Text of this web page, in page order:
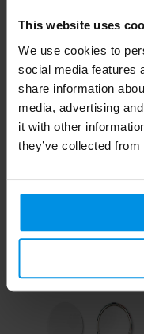
This website uses
We use cookies to
social media features
share information
media, advertising
it with other
they’ve collected
SMALL PIN - Klein
metalen button
4 werkdag(en)